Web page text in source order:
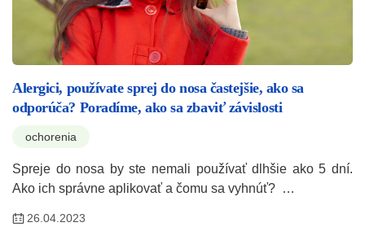
Alergici, používate sprej do nosa častejšie, ako sa
odporúča? Poradíme, ako sa zbaviť závislosti
ochorenia
Spreje do nosa by ste nemali používať dlhšie ako 5 dní.
Ako ich správne aplikovať a čomu sa vyhnúť? …
26.04.2023